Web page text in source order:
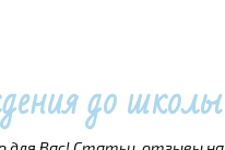
до школы